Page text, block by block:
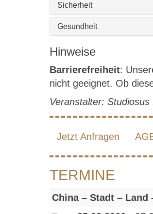
Sicherheit
Gesundheit
Hinweise
Barrierefreiheit:
nicht geeignet. Ob
Veranstalter:
Jetzt Anfragen
TERMINE
China – Stadt – Land